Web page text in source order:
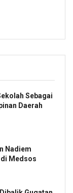
Sebagai
Daerah
Nadiem
Medsos